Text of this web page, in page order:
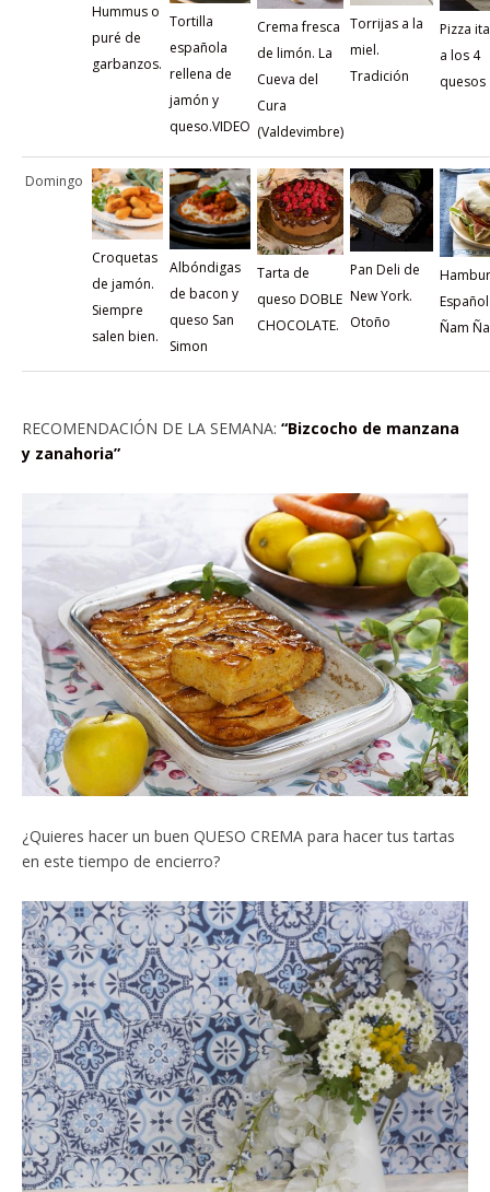
Hummus o
puré de
garbanzos.
Tortilla
española
rellena de
jamón y
queso.VIDEO
Crema fresca
de limón. La
Cueva del
Cura
(Valdevimbre)
Torrijas a la
miel.
Tradición
Pizza
a los 4
quesos
Domingo
Croquetas
de jamón.
Siempre
salen bien.
Albóndigas
de bacon y
queso San
Simon
Tarta de
queso DOBLE
CHOCOLATE.
Pan Deli de
New York.
Otoño
Ñam
RECOMENDACIÓN DE LA SEMANA: “Bizcocho de manzana
y zanahoria”
¿Quieres hacer un buen QUESO CREMA para hacer tus tartas
en este tiempo de encierro?